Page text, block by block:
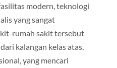
modern, teknologi
yang sangat
rumah sakit tersebut
kalangan kelas atas,
yang mencari